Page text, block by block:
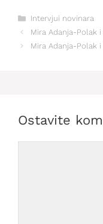
Kategorije
Intervjui novinara
Mira Adanja-Polak i
Mira Adanja-Polak i
Ostavite